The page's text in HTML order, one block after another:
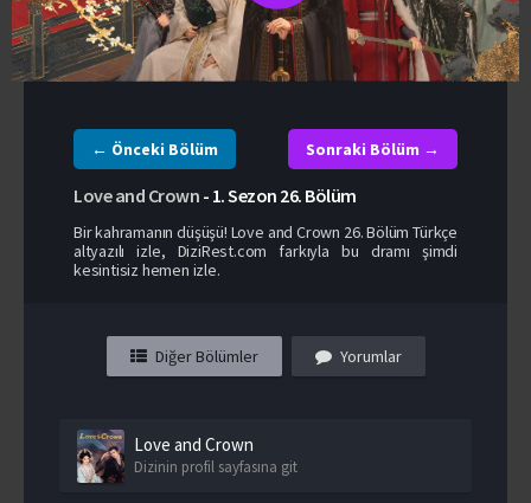
← Önceki Bölüm Sonraki Bölüm →
Love and Crown - 1. Sezon 26. Bölüm
Bir kahramanın düşüşü! Love and Crown 26. Bölüm Türkçe
altyazılı izle, DiziRest.com farkıyla bu dramı şimdi
kesintisiz hemen izle.
Diğer Bölümler Yorumlar
Love and Crown
Dizinin profil sayfasına git